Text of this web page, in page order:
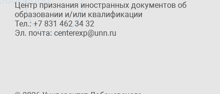
Центр признания иностранных документов об
образовании и/или квалификации
Тел.: +7 831 462 34 32
Эл. почта: centerexp@unn.ru